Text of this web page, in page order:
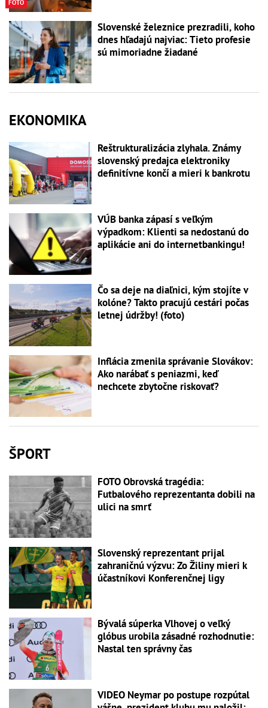
FOTO
Slovenské železnice prezradili, koho
dnes hľadajú najviac: Tieto profesie
sú mimoriadne žiadané
EKONOMIKA
Reštrukturalizácia zlyhala. Známy
slovenský predajca elektroniky
definitívne končí a mieri k bankrotu
VÚB banka zápasí s veľkým
výpadkom: Klienti sa nedostanú do
aplikácie ani do internetbankingu!
Čo sa deje na diaľnici, kým stojíte v
kolóne? Takto pracujú cestári počas
letnej údržby! (foto)
Inflácia zmenila správanie Slovákov:
Ako narábať s peniazmi, keď
nechcete zbytočne riskovať?
ŠPORT
FOTO Obrovská tragédia:
Futbalového reprezentanta dobili na
ulici na smrť
Slovenský reprezentant prijal
zahraničnú výzvu: Zo Žiliny mieri k
účastníkovi Konferenčnej ligy
Bývalá súperka Vlhovej o veľký
glóbus urobila zásadné rozhodnutie:
Nastal ten správny čas
VIDEO Neymar po postupe rozpútal